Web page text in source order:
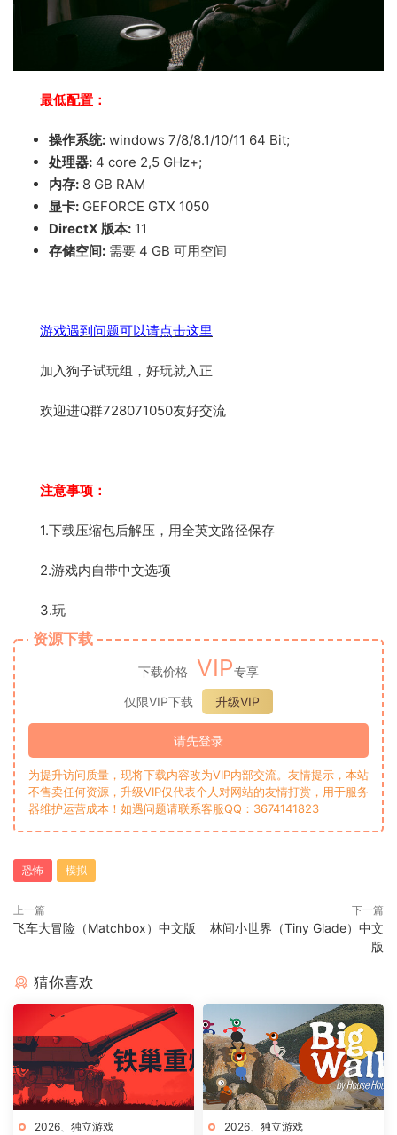
最低配置：
操作系统: windows 7/8/8.1/10/11 64 Bit;
处理器: 4 core 2,5 GHz+;
内存: 8 GB RAM
显卡: GEFORCE GTX 1050
DirectX 版本: 11
存储空间: 需要 4 GB 可用空间
游戏遇到问题可以请点击这里
加入狗子试玩组，好玩就入正
欢迎进Q群728071050友好交流
注意事项：
1.下载压缩包后解压，用全英文路径保存
2.游戏内自带中文选项
3.玩
资源下载
下载价格 VIP专享
仅限VIP下载
升级VIP
请先登录
为提升访问质量，现将下载内容改为VIP内部交流。友情提示，本站
不售卖任何资源，升级VIP仅代表个人对网站的友情打赏，用于服务
器维护运营成本！如遇问题请联系客服QQ：3674141823
恐怖 模拟
上一篇
飞车大冒险（Matchbox）中文版
下一篇
林间小世界（Tiny Glade）中文
版
猜你喜欢
2026、 独立游戏 2026、 独立游戏